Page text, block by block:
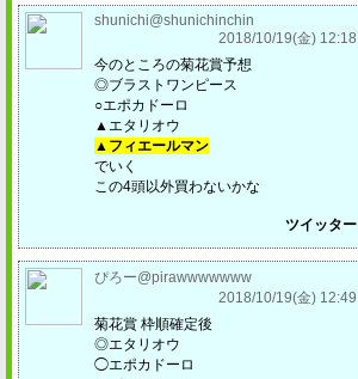
shunichi@shunichinchin
2018/10/19(金) 12:18
今のところの菊花賞予想
◎ブラストワンピース
○エポカドーロ
▲エタリオウ
▲フィエールマン
でいく
この4頭以外買わないかな
ツイッター
ぴろー@pirawwwwwww
2018/10/19(金) 12:49
菊花賞 枠順確定後
◎エタリオウ
◯エポカドーロ